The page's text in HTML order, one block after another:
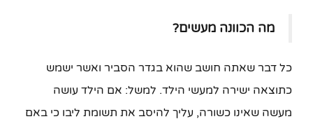
מה הכוונה מעשים?
כל דבר שאתה חושב שהוא בגדר הסביר ואשר ישמש
כתוצאה ישירה למעשי הילד. למשל: אם הילד עושה
מעשה שאינו כשורה, עליך להיסב את תשומת ליבו כי באם